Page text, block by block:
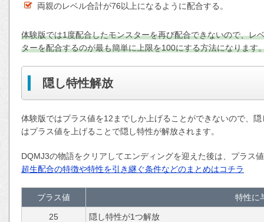
両親のレベル合計が76以上になるように配合する。
体験版では1度配合したモンスターを再び配合できないので、レ
ターを配合するのが最も簡単に上限を100にする方法になります
隠し特性解放
体験版ではプラス値を12までしか上げることができないので、
はプラス値を上げることで隠し特性が解放されます。
DQMJ3の物語をクリアしてエンディングを迎えた後は、プラス
超生配合の特徴や特性を引き継ぐ条件などのまとめはコチラ
プラス値 特性に
25 隠し特性が1つ解放